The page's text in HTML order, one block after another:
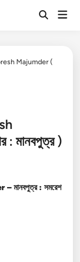
OpenMain
Majumder (
: মানবপুত্র )
মানবপুত্র : সমরেশ